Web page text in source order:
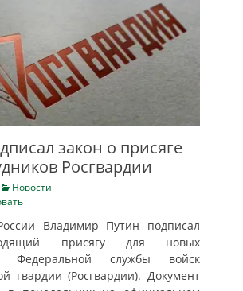
закон о присяге
Росгвардии
Categories
Новости
Владимир Путин подписал
присягу для новых
Федеральной службы войск
гвардии (Росгвардии). Документ